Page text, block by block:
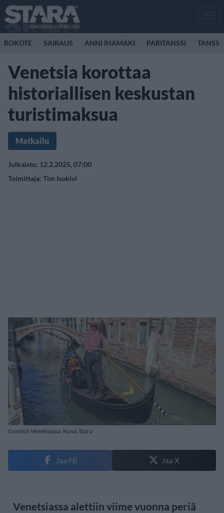
ROKOTE SAIRAUS ANNI IHAMÄKI PARITANSSI TANSSI
Venetsia korottaa
historiallisen keskustan
turistimaksua
Matkailu
Julkaistu: 12.2.2025, 07:00
Toimittaja: Tim Isokivi
Gondoli Venetsiassa. Kuva: Stara
Jaa FB Jaa X
Venetsiassa alettiin viime vuonna periä